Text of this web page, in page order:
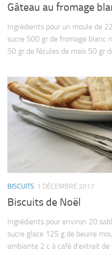
Gâteau au fromage
Ingrédients pour un moule de
sucre 500 gr de fromage blanc
50 gr de fécules de maïs 50 gr
BISCUITS 1 DÉCEMBRE 2017
Biscuits de Noël
Ingrédients pour environ 20
sucre glace 125 g de beurre
ambiante 2 c à café d’extrait de